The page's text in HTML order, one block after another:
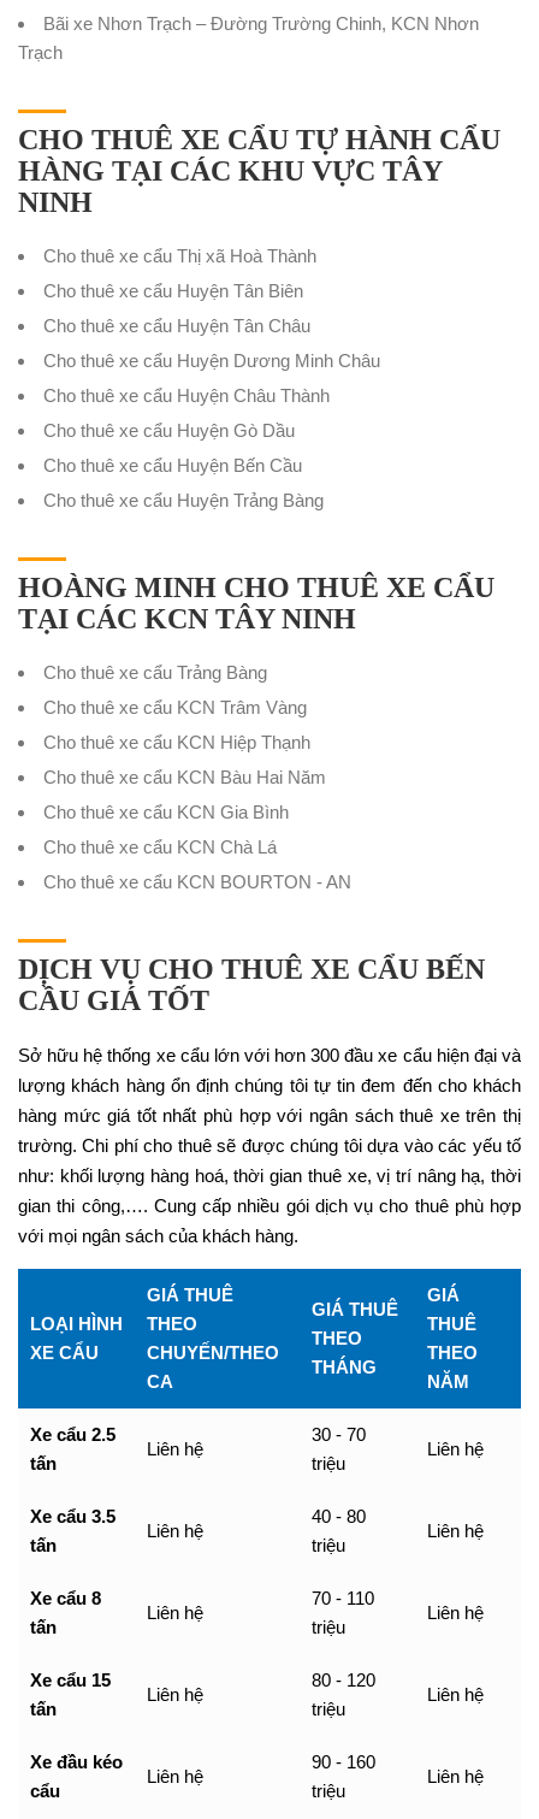
Bãi xe Nhơn Trạch – Đường Trường Chinh, KCN Nhơn
Trạch
CHO THUÊ XE CẨU TỰ HÀNH CẨU
HÀNG TẠI CÁC KHU VỰC TÂY
NINH
Cho thuê xe cẩu Thị xã Hoà Thành
Cho thuê xe cẩu Huyện Tân Biên
Cho thuê xe cẩu Huyện Tân Châu
Cho thuê xe cẩu Huyện Dương Minh Châu
Cho thuê xe cẩu Huyện Châu Thành
Cho thuê xe cẩu Huyện Gò Dầu
Cho thuê xe cẩu Huyện Bến Cầu
Cho thuê xe cẩu Huyện Trảng Bàng
HOÀNG MINH CHO THUÊ XE CẨU
TẠI CÁC KCN TÂY NINH
Cho thuê xe cẩu Trảng Bàng
Cho thuê xe cẩu KCN Trâm Vàng
Cho thuê xe cẩu KCN Hiệp Thạnh
Cho thuê xe cẩu KCN Bàu Hai Năm
Cho thuê xe cẩu KCN Gia Bình
Cho thuê xe cẩu KCN Chà Lá
Cho thuê xe cẩu KCN BOURTON - AN
DỊCH VỤ CHO THUÊ XE CẨU BẾN
CẦU GIÁ TỐT
Sở hữu hệ thống xe cẩu lớn với hơn 300 đầu xe cẩu hiện đại và
lượng khách hàng ổn định chúng tôi tự tin đem đến cho khách
hàng mức giá tốt nhất phù hợp với ngân sách thuê xe trên thị
trường. Chi phí cho thuê sẽ được chúng tôi dựa vào các yếu tố
như: khối lượng hàng hoá, thời gian thuê xe, vị trí nâng hạ, thời
gian thi công,…. Cung cấp nhiều gói dịch vụ cho thuê phù hợp
với mọi ngân sách của khách hàng.
LOẠI HÌNH
XE CẨU
GIÁ THUÊ
THEO
CHUYẾN/THEO
CA
GIÁ THUÊ
THEO
THÁNG
GIÁ
THUÊ
THEO
NĂM
Xe cẩu 2.5
tấn
Liên hệ
30 - 70
triệu
Liên hệ
Xe cẩu 3.5
tấn
Liên hệ
40 - 80
triệu
Liên hệ
Xe cẩu 8
tấn
Liên hệ
70 - 110
triệu
Liên hệ
Xe cẩu 15
tấn
Liên hệ
80 - 120
triệu
Liên hệ
Xe đầu kéo
cẩu
Liên hệ
90 - 160
triệu
Liên hệ